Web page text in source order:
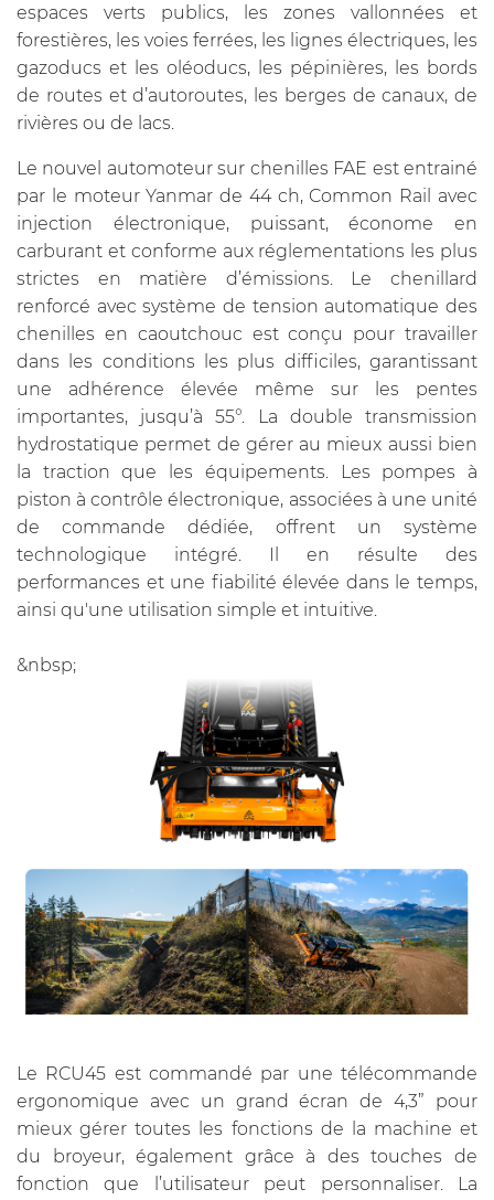
espaces verts publics, les zones vallonnées et
forestières, les voies ferrées, les lignes électriques, les
gazoducs et les oléoducs, les pépinières, les bords
de routes et d’autoroutes, les berges de canaux, de
rivières ou de lacs.
Le nouvel automoteur sur chenilles FAE est entrainé
par le moteur Yanmar de 44 ch, Common Rail avec
injection électronique, puissant, économe en
carburant et conforme aux réglementations les plus
strictes en matière d’émissions. Le chenillard
renforcé avec système de tension automatique des
chenilles en caoutchouc est conçu pour travailler
dans les conditions les plus difficiles, garantissant
une adhérence élevée même sur les pentes
importantes, jusqu’à 55°. La double transmission
hydrostatique permet de gérer au mieux aussi bien
la traction que les équipements. Les pompes à
piston à contrôle électronique, associées à une unité
de commande dédiée, offrent un système
technologique intégré. Il en résulte des
performances et une fiabilité élevée dans le temps,
ainsi qu'une utilisation simple et intuitive.
&nbsp;
Le RCU45 est commandé par une télécommande
ergonomique avec un grand écran de 4,3” pour
mieux gérer toutes les fonctions de la machine et
du broyeur, également grâce à des touches de
fonction que l’utilisateur peut personnaliser. La